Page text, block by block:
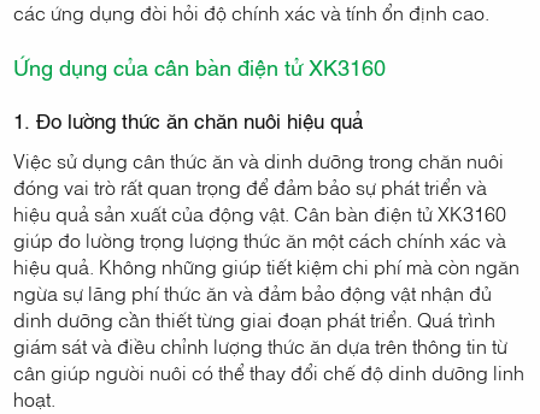
các ứng dụng đòi hỏi độ chính xác và tính ổn định cao.
Ứng dụng của cân bàn điện tử XK3160
1. Đo lường thức ăn chăn nuôi hiệu quả
Việc sử dụng cân thức ăn và dinh dưỡng trong chăn nuôi
đóng vai trò rất quan trọng để đảm bảo sự phát triển và
hiệu quả sản xuất của động vật. Cân bàn điện tử XK3160
giúp đo lường trọng lượng thức ăn một cách chính xác và
hiệu quả. Không những giúp tiết kiệm chi phí mà còn ngăn
ngừa sự lãng phí thức ăn và đảm bảo động vật nhận đủ
dinh dưỡng cần thiết từng giai đoạn phát triển. Quá trình
giám sát và điều chỉnh lượng thức ăn dựa trên thông tin từ
cân giúp người nuôi có thể thay đổi chế độ dinh dưỡng linh
hoạt.